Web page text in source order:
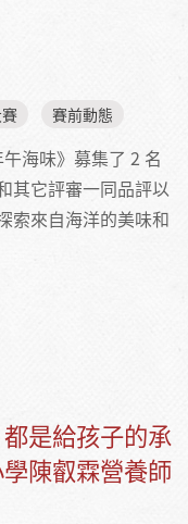
賽前動態
海味》募集了 2 名
其它評審一同品評以
索來自海洋的美味和
》學生評審募集活動
都是給孩子的承
陳叡霖營養師